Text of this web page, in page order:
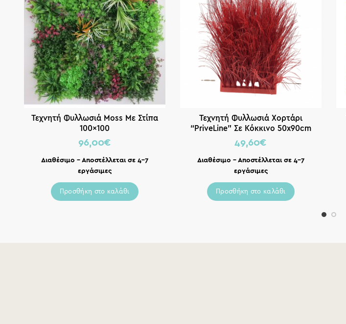
Τεχνητή Φυλλωσιά Moss Με Στίπα
100×100
96,00€
Διαθέσιμο – Αποστέλλεται σε 4-7
εργάσιμες
Προσθήκη στο καλάθι
Τεχνητή Φυλλωσιά Χορτάρι
“PriveLine” Σε Κόκκινο 50x90cm
49,60€
Διαθέσιμο – Αποστέλλεται σε 4-7
εργάσιμες
Προσθήκη στο καλάθι